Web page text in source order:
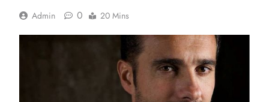
Admin 0 20 Mins